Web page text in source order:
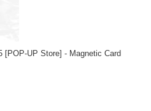
[POP-UP Store] - Magnetic Card